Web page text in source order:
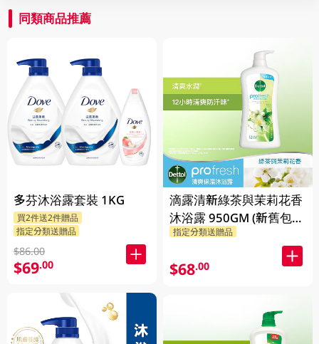
同類商品推薦
多芬沐浴露套裝 1KG
買2件送2件贈品
指定分類送贈品
$86.00
$69.00
滴露清新綠茶與茉莉花香
沐浴露 950GM (新舊包裝
隨機發貨)
指定分類送贈品
$68.00